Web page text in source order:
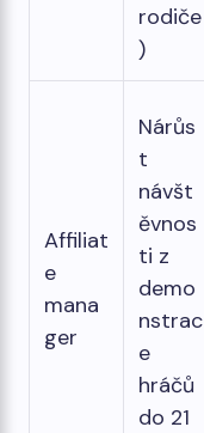
rodiče
)
Affiliat
e
mana
ger
Nárůs
t
návšt
ěvnos
ti z
demo
nstrac
e
hráčů
do 21